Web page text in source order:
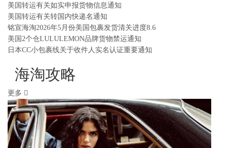
美国转运有关如实申报货物信息通知
美国转运有关转国内快递名通知
铭宣海淘2026年5月份美国包裹发货清关进度8.6
美国2个仓LULULEMON品牌货物禁运通知
日本CC小包裹线关于收件人实名认证重要通知
海淘攻略
更多